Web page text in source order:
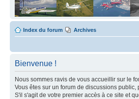
Index du forum Archives
Bienvenue !
Nous sommes ravis de vous accueillir sur le
Vous êtes sur un forum de discussions
S'il s'agit de votre premier accès à ce site et